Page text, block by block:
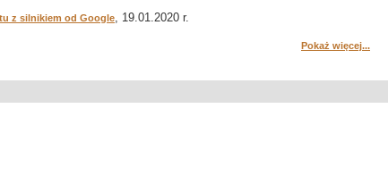
z silnikiem od Google, 19.01.2020 r.
Pokaż więcej...